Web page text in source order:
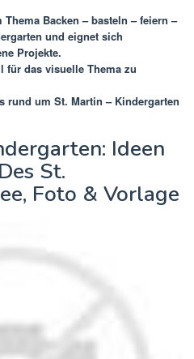
Thema Backen – basteln – feiern –
und eignet sich
Projekte.
für das visuelle Thema zu
rund um St. Martin – Kindergarten
Ideen
St.
Foto & Vorlage